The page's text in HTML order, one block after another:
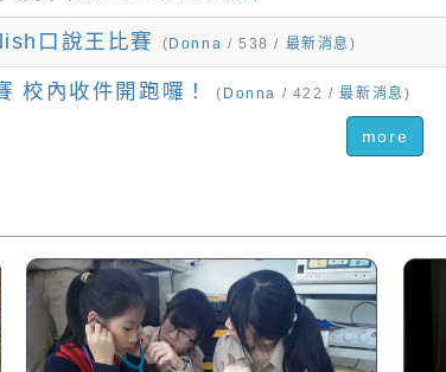
口說王比賽 ( Donna / 538 / 最新消息)
校內收件開跑囉！ ( Donna / 422 /最新消息)
more